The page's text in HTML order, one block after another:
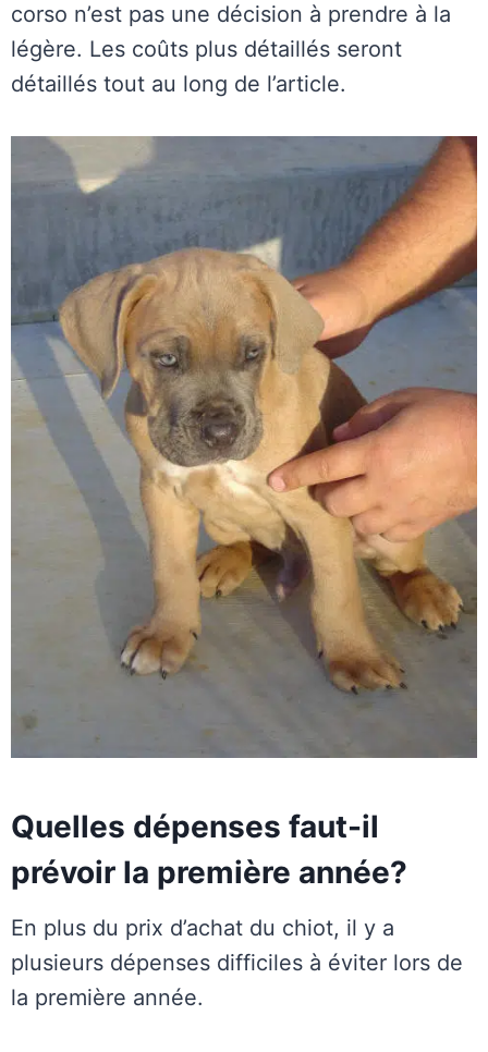
corso n’est pas une décision à prendre à la
légère. Les coûts plus détaillés seront
détaillés tout au long de l’article.
Quelles dépenses faut-il
prévoir la première année?
En plus du prix d’achat du chiot, il y a
plusieurs dépenses difficiles à éviter lors de
la première année.